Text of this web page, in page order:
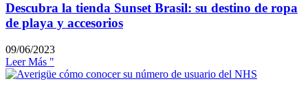
Descubra la tienda Sunset Brasil: su destino de ropa
de playa y accesorios
09/06/2023
Leer Más "